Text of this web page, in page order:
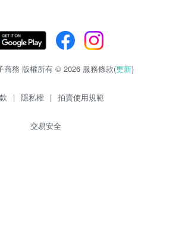
商務 版權所有 © 2026 服務條款(更新)
| 隱私權 | 拍賣使用規範
交易安全